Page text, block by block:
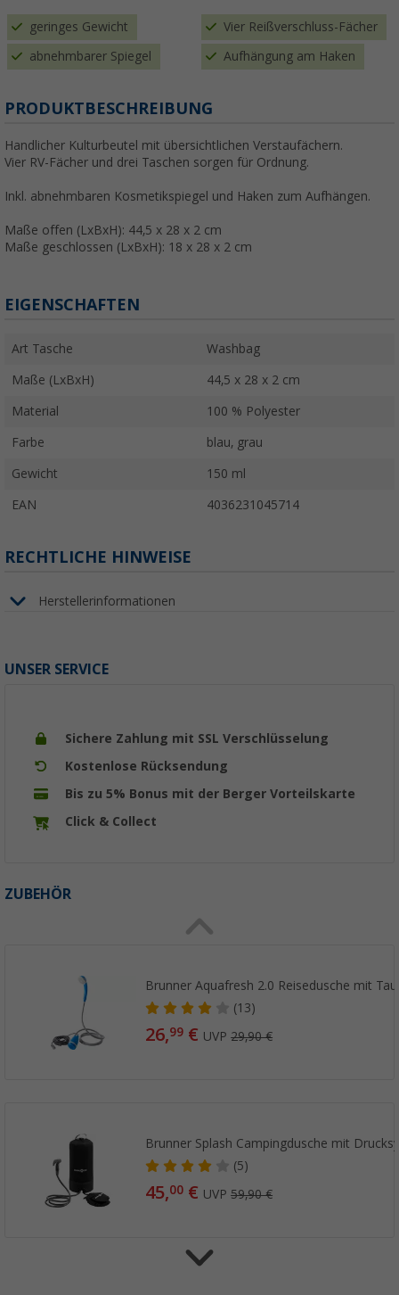
geringes Gewicht Vier Reißverschluss-Fächer
abnehmbarer Spiegel Aufhängung am Haken
PRODUKTBESCHREIBUNG
Handlicher Kulturbeutel mit übersichtlichen Verstaufächern.
Vier RV-Fächer und drei Taschen sorgen für Ordnung.
Inkl. abnehmbaren Kosmetikspiegel und Haken zum Aufhängen.
Maße offen (LxBxH): 44,5 x 28 x 2 cm
Maße geschlossen (LxBxH): 18 x 28 x 2 cm
EIGENSCHAFTEN
Art Tasche Washbag
Maße (LxBxH) 44,5 x 28 x 2 cm
Material 100 % Polyester
Farbe blau, grau
Gewicht 150 ml
EAN 4036231045714
RECHTLICHE HINWEISE
Herstellerinformationen
UNSER SERVICE
Sichere Zahlung mit SSL Verschlüsselung
Kostenlose Rücksendung
Bis zu 5% Bonus mit der Berger Vorteilskarte
Click & Collect
ZUBEHÖR
Brunner Aquafresh 2.0 Reisedusche mit
(13)
26,99 € UVP29,90 €
Brunner Splash Campingdusche mit
(5)
45,00 € UVP59,90 €